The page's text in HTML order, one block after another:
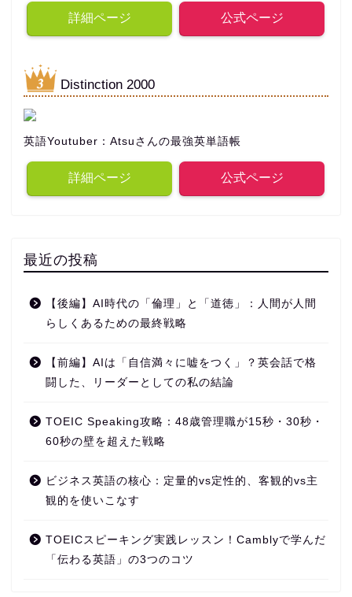
詳細ページ 公式ページ
Distinction 2000
英語Youtuber：Atsuさんの最強英単語帳
詳細ページ 公式ページ
最近の投稿
【後編】AI時代の「倫理」と「道徳」：人間が人間
らしくあるための最終戦略
【前編】AIは「自信満々に嘘をつく」？英会話で格
闘した、リーダーとしての私の結論
TOEIC Speaking攻略：48歳管理職が15秒・30秒・
60秒の壁を超えた戦略
ビジネス英語の核心：定量的vs定性的、客観的vs主
観的を使いこなす
TOEICスピーキング実践レッスン！Camblyで学んだ
「伝わる英語」の3つのコツ